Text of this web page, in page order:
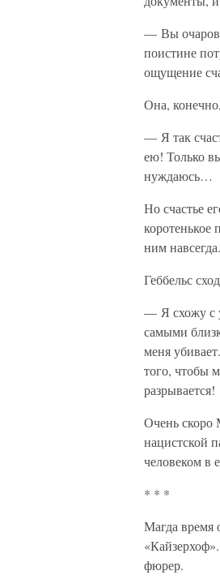
— Вы
поистине
ощущение
Она,
— Я так
ею! Только
нуждаюсь…
Но счастье
коротенькое
ним
Геббельс
— Я схожу с
самыми
меня
того, чтобы
разрывается!
Очень скоро
нацистской
человеком в
* * *
Магда время
фюрер.